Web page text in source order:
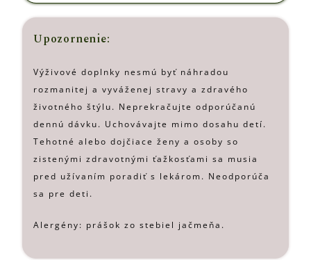
Upozornenie:
Výživové doplnky nesmú byť náhradou
rozmanitej a vyváženej stravy a zdravého
životného štýlu. Neprekračujte odporúčanú
dennú dávku. Uchovávajte mimo dosahu detí.
Tehotné alebo dojčiace ženy a osoby so
zistenými zdravotnými ťažkosťami sa musia
pred užívaním poradiť s lekárom. Neodporúča
sa pre deti.
Alergény: prášok zo stebiel jačmeňa.